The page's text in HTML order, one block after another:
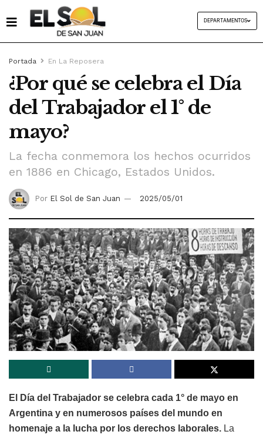
DEPARTAMENTOS
Portada En La Reposera
¿Por qué se celebra el Día
del Trabajador el 1° de
mayo?
La fecha conmemora los hechos ocurridos
en 1886 en Chicago, Estados Unidos.
Por El Sol de San Juan 2025/05/01
El Día del Trabajador se celebra cada 1° de mayo en
Argentina y en numerosos países del mundo en
homenaje a la lucha por los derechos laborales. La